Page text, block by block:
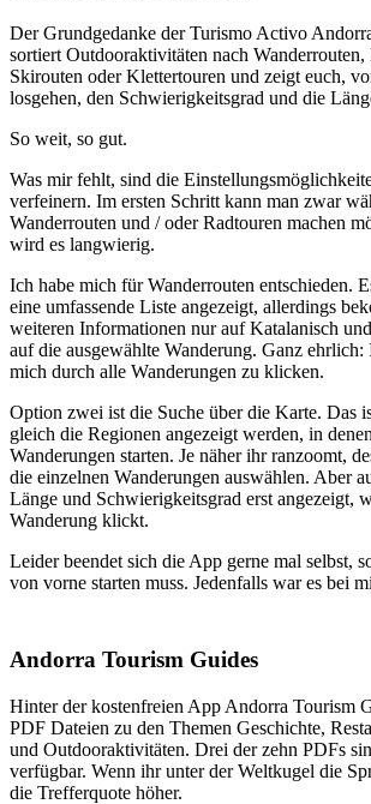
Der Grundgedanke der Turismo Activo
sortiert Outdooraktivitäten nach
Skirouten oder Klettertouren und zeigt euch,
losgehen, den Schwierigkeitsgrad und die
So weit, so gut.
Was mir fehlt, sind die
verfeinern. Im ersten Schritt kann man zwar
Wanderrouten und / oder Radtouren machen
wird es langwierig.
Ich habe mich für Wanderrouten entschieden.
eine umfassende Liste angezeigt, allerdings
weiteren Informationen nur auf Katalanisch
auf die ausgewählte Wanderung. Ganz ehrlich:
mich durch alle Wanderungen zu klicken.
Option zwei ist die Suche über die Karte. Das
gleich die Regionen angezeigt werden, in
Wanderungen starten. Je näher ihr ranzoomt,
die einzelnen Wanderungen auswählen. Aber
Länge und Schwierigkeitsgrad erst angezeigt,
Wanderung klickt.
Leider beendet sich die App gerne mal selbst,
von vorne starten muss. Jedenfalls war es bei
Andorra Tourism Guides
Hinter der kostenfreien App Andorra Tourism
PDF Dateien zu den Themen Geschichte,
und Outdooraktivitäten. Drei der zehn PDFs
verfügbar. Wenn ihr unter der Weltkugel die
die Trefferquote höher.